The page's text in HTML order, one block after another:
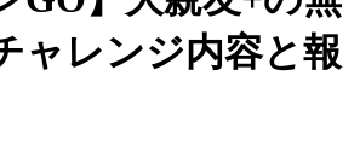
ャレンジ内容と報